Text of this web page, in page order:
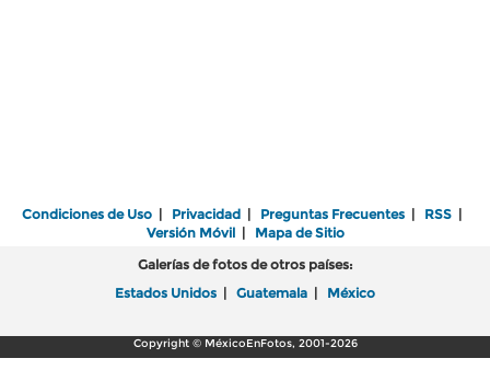
Condiciones de Uso | Privacidad | Preguntas Frecuentes | RSS |
Versión Móvil| Mapa de Sitio
Galerías de fotos de otros países:
Estados Unidos | Guatemala | México
Copyright © MéxicoEnFotos, 2001-2026